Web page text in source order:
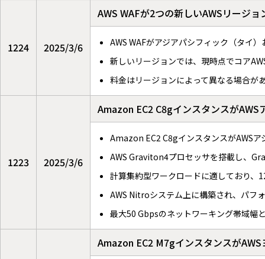
1224 2025/3/6
AWS WAFが2つの新しいAWSリージ
AWS WAFがアジアパシフィック（タイ
新しいリージョンでは、現時点でコア
料金はリージョンによって異なる場合が
1223 2025/3/6
Amazon EC2 C8gインスタンスが
Amazon EC2 C8gインスタンスがAWS
AWS Graviton4プロセッサを搭載し、
計算集約型ワークロードに適しており、
AWS Nitroシステム上に構築され、パフ
最大50 Gbpsのネットワーキング帯域幅
Amazon EC2 M7gインスタンスが